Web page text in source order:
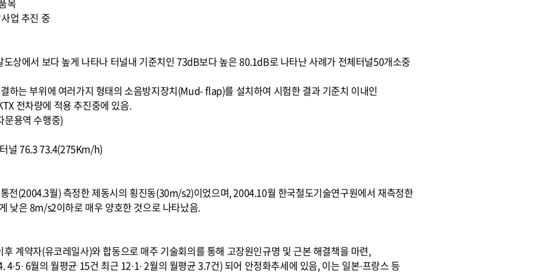
목
업 추진 중
상에서 보다 높게 나타나 터널내 기준치인 73dB보다 높은 80.1dB로 나타난 사례가 전체터널50개소중
하는 부위에 여러가지 형태의 소음방지장치(Mud- flap)를 설치하여 시험한 결과 기준치 이내인
전차량에 적용 추진중에 있음.
문용역 수행중)
널 76.3 73.4(275Km/h)
전(2004.3월) 측정한 제동시의 횡진동(30m/s2)이었으며, 2004.10월 한국철도기술연구원에서 재측정한
낮은 8m/s2이하로 매우 양호한 것으로 나타났음.
계약자(유코레일사)와 합동으로 매주 기술회의를 통해 고장원인규명 및 근본 해결책을 마련,
6월의 월평균 15건 최근 12·1· 2월의 월평균 3.7건) 되어 안정화추세에 있음, 이는 일본·프랑스 등